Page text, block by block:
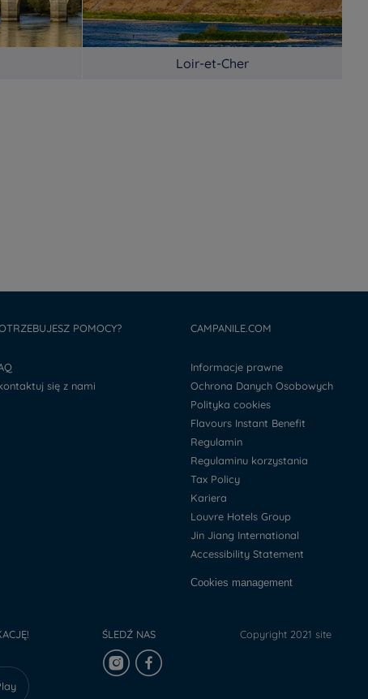
Loir-et-Cher
POMOCY?
się z nami
CAMPANILE.COM
Informacje prawne
Ochrona Danych Osobowych
Polityka cookies
Flavours Instant Benefit
Regulamin
Regulaminu korzystania
Tax Policy
Kariera
Louvre Hotels Group
Jin Jiang International
Accessibility Statement
Cookies management
ŚLEDŹ NAS Copyright 2021 site